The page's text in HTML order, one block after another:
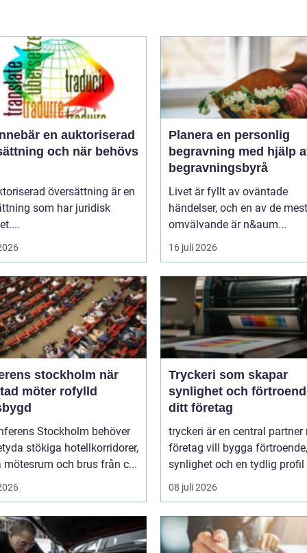
en auktoriserad
och när behövs
översättning är en
som har juridisk
Planera en personlig
begravning med hjälp
begravningsbyrå
Livet är fyllt av oväntade
händelser, och en av de mest
omvälvande är n&aum...
16 juli 2026
stockholm när
möter rofylld
Stockholm behöver
stökiga hotellkorridorer,
mötesrum och brus från c...
Tryckeri som skapar
synlighet och
ditt företag
tryckeri är en central partner
företag vill bygga förtroende,
synlighet och en tydlig profil
08 juli 2026